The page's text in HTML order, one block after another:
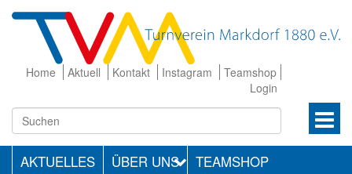
Home Aktuell Kontakt Instagram
Teamshop
Login
AKTUELLES ÜBER UNS
TEAMSHOP